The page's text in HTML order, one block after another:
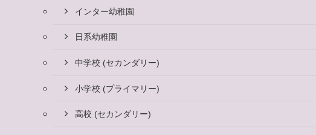
インター幼稚園
日系幼稚園
中学校 (セカンダリー)
小学校 (プライマリー)
高校 (セカンダリー)